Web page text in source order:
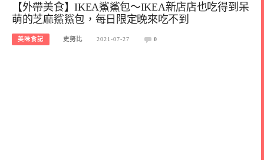
【外帶美食】IKEA鯊鯊包～IKEA新店店也吃得到呆
萌的芝麻鯊鯊包，每日限定晚來吃不到
美味食記 史努比 2021-07-27 0